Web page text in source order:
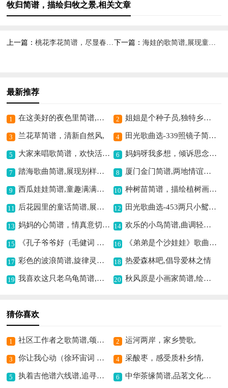
牧归简谱，描绘归牧之景,相关文章
上一篇：桃花李花简谱，尽显春日浪漫, 下一篇： 海娃的歌简谱,展现童年纯真
最新推荐
1 在这美好的夜色里简谱,描绘浪漫夜色之曲 2 姐姐是个种子员,独特乡村歌曲简谱
3 兰花草简谱，清新自然风, 4 田光歌曲选-339照镜子简谱,简单旋律趣味足
5 大家来唱歌简谱，欢快活力曲, 6 妈妈呀我多想，倾诉思念之情,
7 踏海歌曲简谱,展现别样意境 8 厦门金门简谱,两地情谊的旋律
9 西瓜娃娃简谱,童趣满满的旋律 10 种树苗简谱，描绘植树画面,
11 后花园里的童话简谱,展现美好童话意境 12 田光歌曲选-453两只小鸳鸯简谱,可爱鸳鸯曲谱呈现
13 妈妈的心简谱，情真意切动人, 14 欢乐的小鸟简谱,曲调轻快活泼
15 《孔子爷爷好（毛健词 陈玉琛曲）》歌曲简谱,歌颂孔子的动人旋律 16 《弟弟是个沙娃娃》歌曲简谱,童趣满满的沙娃娃之歌
17 彩色的波浪简谱,旋律灵动似波浪 18 热爱森林吧,倡导爱林之情
19 我喜欢这只老乌龟简谱,曲风童趣很欢乐 20 秋风原是小画家简谱,绘多彩秋之意境
猜你喜欢
1 社区工作者之歌简谱,颂基层奉献之歌 2 运河两岸，家乡赞歌,
3 你让我心动（徐环宙词 居之浩曲）歌曲简谱,传递心动之感 4 采酸枣，感受质朴乡情,
5 执着吉他谱六线谱,追寻梦想的旋律 6 中华茶缘简谱,品茗文化之韵